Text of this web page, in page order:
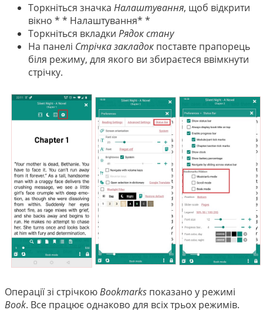
Торкніться значка Налаштування, щоб відкрити
вікно * * Налаштування* *
Торкніться вкладки Рядок стану
На панелі Стрічка закладок поставте прапорець
біля режиму, для якого ви збираєтеся ввімкнути
стрічку.
Операції зі стрічкоюBookmarks показано у режимі
Book. Все працює однаково для всіх трьох режимів.